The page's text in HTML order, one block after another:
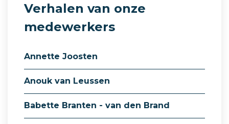
Verhalen van onze
medewerkers
Annette Joosten
Anouk van Leussen
Babette Branten - van den Brand